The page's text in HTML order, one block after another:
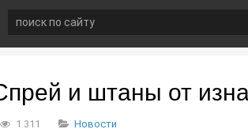
и штаны от
1 311 Новости